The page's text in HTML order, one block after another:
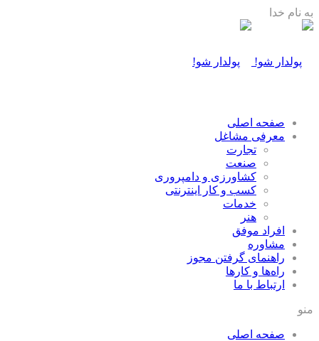
به نام خدا
صفحه اصلی
معرفی مشاغل
تجارت
صنعت
كشاورزی و دامپروری
كسب و كار اينترنتی
خدمات
هنر
افراد موفق
مشاوره
راهنمای گرفتن مجوز
راه‌ها و كارها
ارتباط با ما
منو
صفحه اصلی